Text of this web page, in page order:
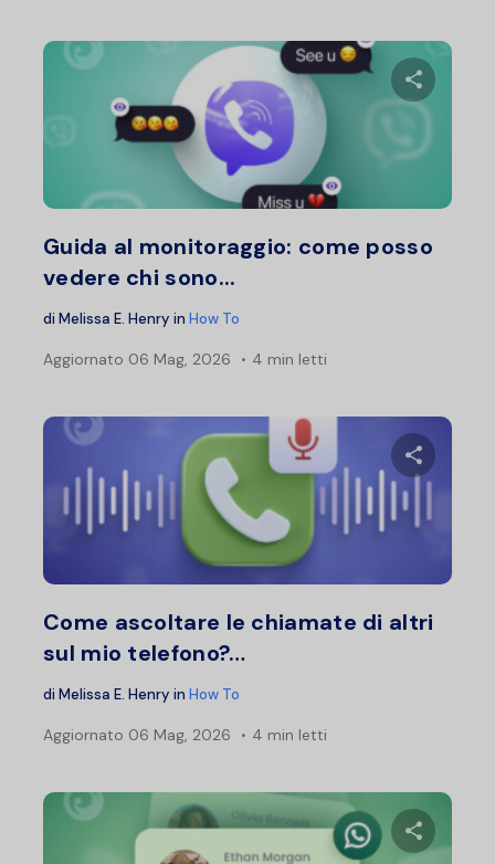
Condividi
Guida al monitoraggio: come posso
vedere chi sono...
di Melissa E. Henry in How To
Aggiornato 06 Mag, 2026 4 min letti
Come ascoltare le chiamate di altri
sul mio telefono?…
di Melissa E. Henry in How To
Aggiornato 06 Mag, 2026 4 min letti